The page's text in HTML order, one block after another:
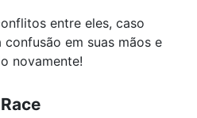
entre eles, caso
em suas mãos e
novamente!